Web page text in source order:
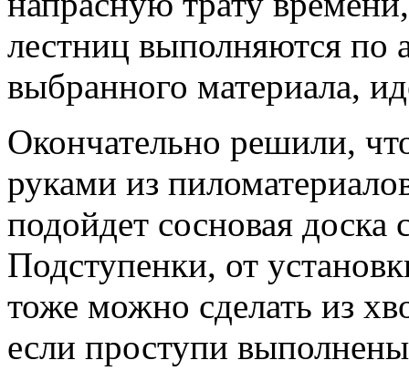
лестниц выполняются по
выбранного материала,
Окончательно решили,
руками из
подойдет сосновая
Подступенки, от
тоже можно сделать из
если проступи